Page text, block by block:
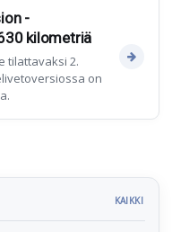
-
kilometriä
tilattavaksi 2.
on
KAIKKI